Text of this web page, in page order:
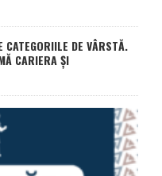
CATEGORIILE DE VÂRSTĂ.
CARIERA ȘI